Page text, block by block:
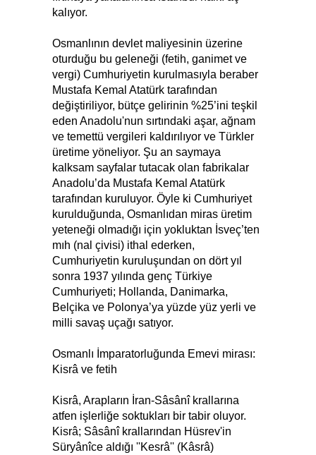
kalıyor.
Osmanlının devlet maliyesinin üzerine
oturduğu bu geleneği (fetih, ganimet ve
vergi) Cumhuriyetin kurulmasıyla beraber
Mustafa Kemal Atatürk tarafından
değiştiriliyor, bütçe gelirinin %25’ini teşkil
eden Anadolu'nun sırtındaki aşar, ağnam
ve temettü vergileri kaldırılıyor ve Türkler
üretime yöneliyor. Şu an saymaya
kalksam sayfalar tutacak olan fabrikalar
Anadolu’da Mustafa Kemal Atatürk
tarafından kuruluyor. Öyle ki Cumhuriyet
kurulduğunda, Osmanlıdan miras üretim
yeteneği olmadığı için yokluktan İsveç’ten
mıh (nal çivisi) ithal ederken,
Cumhuriyetin kuruluşundan on dört yıl
sonra 1937 yılında genç Türkiye
Cumhuriyeti; Hollanda, Danimarka,
Belçika ve Polonya’ya yüzde yüz yerli ve
milli savaş uçağı satıyor.
Osmanlı İmparatorluğunda Emevi mirası:
Kisrâ ve fetih
Kisrâ, Arapların İran-Sâsânî krallarına
atfen işlerliğe soktukları bir tabir oluyor.
Kisrâ; Sâsânî krallarından Hüsrev'in
Süryânîce aldığı ''Kesrâ'' (Kâsrâ)